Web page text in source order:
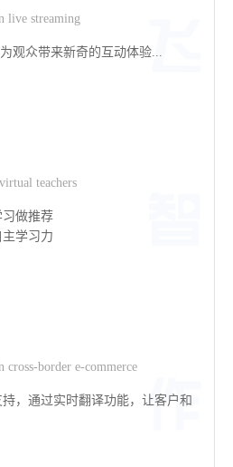
live streaming
观众带来新奇的互动体验...
teachers
做推荐
学习力
cross-border e-commerce
，通过实时翻译功能，让客户和